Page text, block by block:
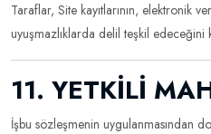
Taraflar, Site kayıtlarının, elektronik
uyuşmazlıklarda delil teşkil edeceğini
11. YETKİLİ
İşbu sözleşmenin uygulanmasından